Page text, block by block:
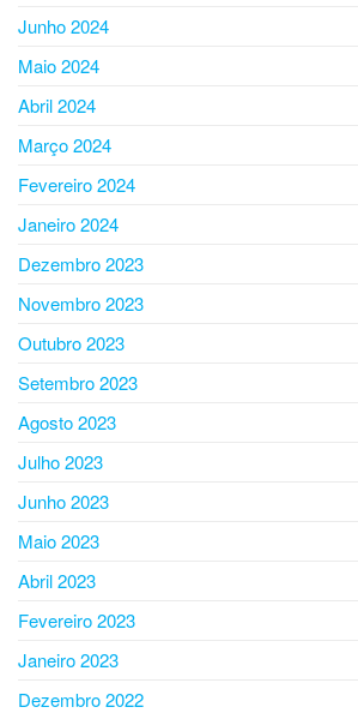
Junho 2024
Maio 2024
Abril 2024
Março 2024
Fevereiro 2024
Janeiro 2024
Dezembro 2023
Novembro 2023
Outubro 2023
Setembro 2023
Agosto 2023
Julho 2023
Junho 2023
Maio 2023
Abril 2023
Fevereiro 2023
Janeiro 2023
Dezembro 2022